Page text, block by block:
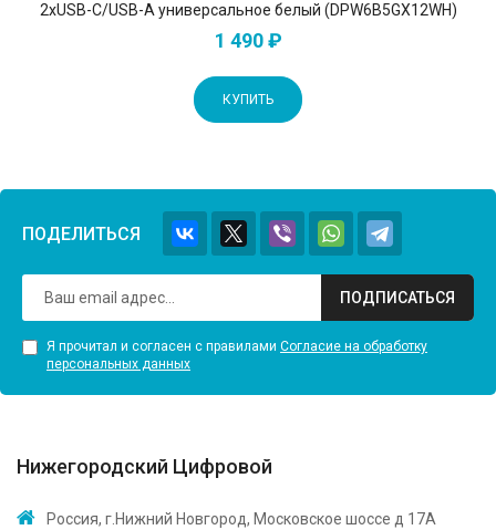
2хUSB-C/USB-A универсальное белый (DPW6B5GX12WH)
1 490 ₽
КУПИТЬ
ПОДЕЛИТЬСЯ
ПОДПИСАТЬСЯ
Я прочитал и согласен с правилами Согласие на обработку
персональных данных
Нижегородский Цифровой
Россия, г.Нижний Новгород, Московское шоссе д 17А